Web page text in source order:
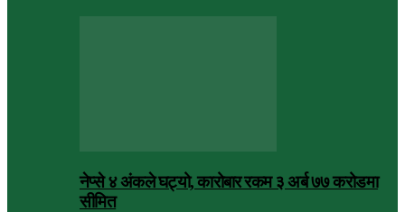
नेप्से ४ अंकले घट्यो, कारोबार रकम ३ अर्ब ७७ करोडमा
सीमित